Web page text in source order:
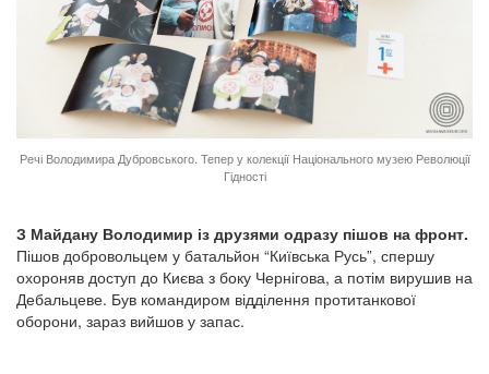
Речі Володимира Дубровського. Тепер у колекції Національного музею Революції
Гідності
З Майдану Володимир із друзями одразу пішов на фронт.
Пішов добровольцем у батальйон “Київська Русь”, спершу
охороняв доступ до Києва з боку Чернігова, а потім вирушив на
Дебальцеве. Був командиром відділення протитанкової
оборони, зараз вийшов у запас.